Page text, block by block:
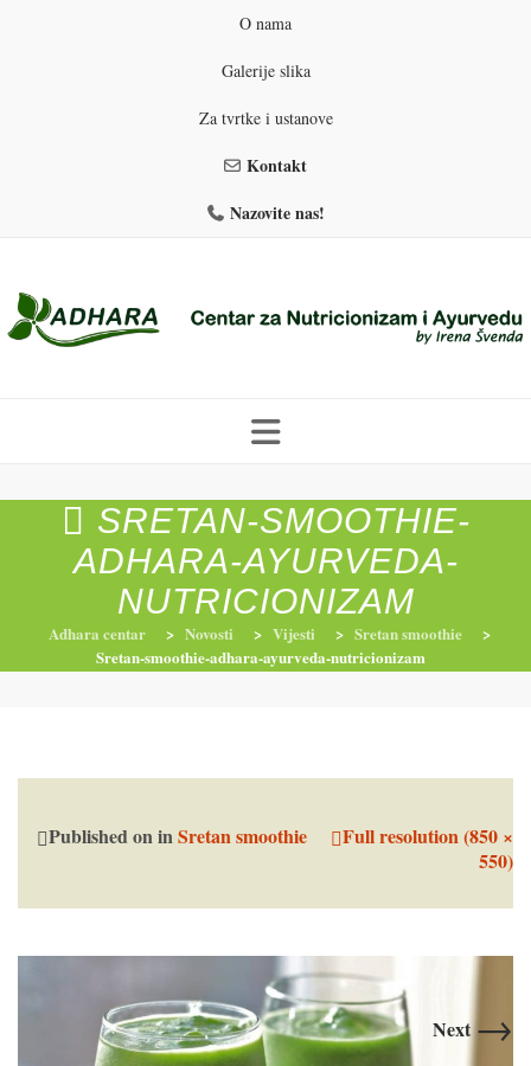
O nama
Galerije slika
Za tvrtke i ustanove
Kontakt
Nazovite nas!
to
PROGRAMI PREHRANE PRIRODNO MRŠAVLJENJE
RADIONICE NUTRI-ORDINACIJA TRETMANI
SRETAN-SMOOTHIE-
ADHARA-AYURVEDA-
NUTRICIONIZAM
Adhara centar > Novosti > Vijesti > Sretan smoothie
>
Sretan-smoothie-adhara-ayurveda-nutricionizam
Published oninSretan smoothie
Full resolution (850 ×
550)
Next→